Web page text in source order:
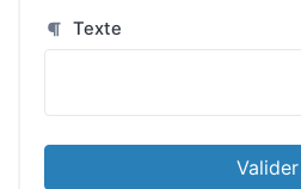
Texte
Valider